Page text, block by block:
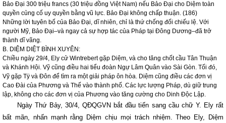
Bảo Đại 300 triệu francs (30 triệu đồng Việt Nam) nếu Bảo Đại cho Diệm toàn
quyền củng cố uy quyền bằng vũ lực. Bảo Đại không chấp thuận. (186)
Những lời tuyên bố của Bảo Đại, dĩ nhiên, chỉ là thứ chống đối chiếu lệ. Với
người Mỹ, Bảo Đại–và ngay cả sự hợp tác của Pháp tại Đông Dương–đã trở
thành dĩ vãng.
B. DIỆM DIỆT BÌNH XUYÊN:
Chiều ngày 29/4, Ely cử Wintrebert gặp Diệm, và cho tăng chốt cầu Tân Thuận
và Khánh Hội. Vỹ cũng điều hai tiểu đoàn Ngự Lâm Quân vào Sài Gòn. Tối đó,
Vỹ gặp Tÿ và Đôn để tìm ra một giải pháp ôn hòa. Diệm cũng điều các đơn vị
Cao Đài của Phương và Thế vào thành phố. Các lực lượng Pháp, dù giữ trung
lập, không cho các đơn vị của Phương vào tăng cường cho Dinh Độc Lập.
Ngày Thứ Bảy, 30/4, QĐQGVN bắt đầu tiến sang cầu chữ Y. Ely rất
bất mãn, nhấn mạnh rằng Diệm chịu mọi trách nhiệm. Theo Ely, Diệm